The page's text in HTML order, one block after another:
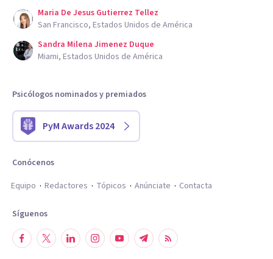
Maria De Jesus Gutierrez Tellez
San Francisco, Estados Unidos de América
Sandra Milena Jimenez Duque
Miami, Estados Unidos de América
Psicólogos nominados y premiados
PyM Awards 2024
Conócenos
Equipo
Redactores Tópicos Anúnciate Contacta
Síguenos